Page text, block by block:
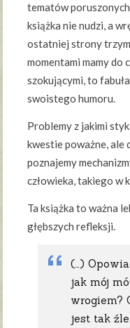
tematów
książka nie nudzi, a
ostatniej strony
momentami mamy do
szokującymi, to
swoistego humoru.
Problemy z jakimi
kwestie poważne, ale
poznajemy
człowieka, takiego w
Ta książka to ważna
głębszych refleksji.
(…)
jak mój
wrogiem?
jest tak